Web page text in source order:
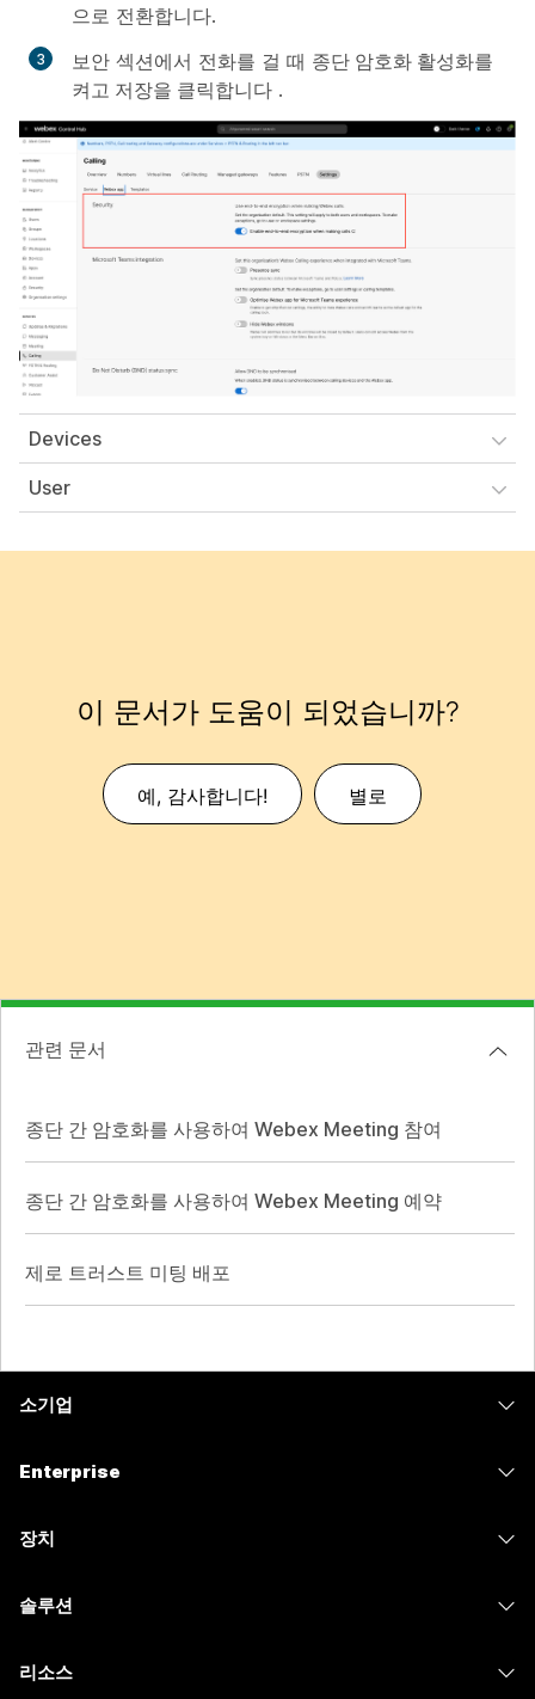
으로 전환합니다.
보안 섹션에서 전화를 걸 때 종단 암호화 활성화를
켜고 저장을 클릭합니다 .
Devices
User
이 문서가 도움이 되었습니까?
예, 감사합니다! 별로
관련 문서
종단 간 암호화를 사용하여 Webex Meeting 참여
종단 간 암호화를 사용하여 Webex Meeting 예약
제로 트러스트 미팅 배포
소기업
Enterprise
장치
솔루션
리소스